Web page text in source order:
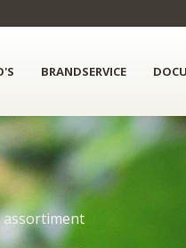
BRANDSERVICE
assortiment